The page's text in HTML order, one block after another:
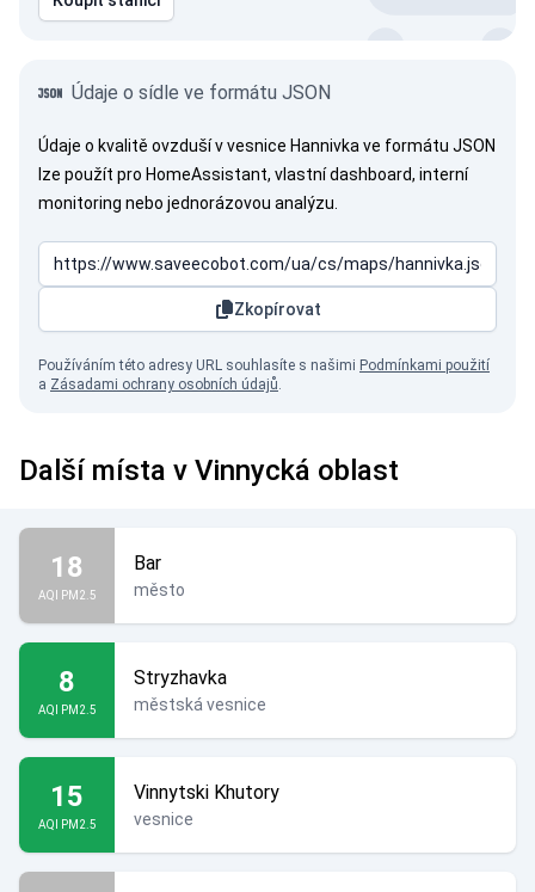
Údaje o sídle ve formátu JSON
Údaje o kvalitě ovzduší v vesnice Hannivka ve formátu JSON
lze použít pro HomeAssistant, vlastní dashboard, interní
monitoring nebo jednorázovou analýzu.
Zkopírovat
Používáním této adresy URL souhlasíte s našimi Podmínkami použití
a Zásadami ochrany osobních údajů.
Další místa v Vinnycká oblast
18
AQI PM2.5
Bar
město
8
AQI PM2.5
Stryzhavka
městská vesnice
15
AQI PM2.5
Vinnytski Khutory
vesnice